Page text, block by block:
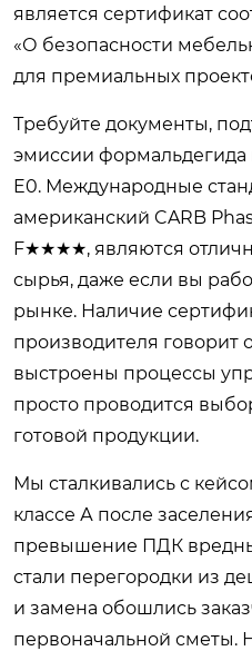
является сертификат
«О безопасности
для премиальных
Требуйте документы,
эмиссии
E0. Международные
американский CARB
F★★★★, являются
сырья, даже если вы
рынке. Наличие
производителя говорит
выстроены процессы
просто проводится
готовой продукции.
Мы сталкивались с
классе А после
превышение ПДК
стали перегородки из
и замена обошлись
первоначальной сметы.